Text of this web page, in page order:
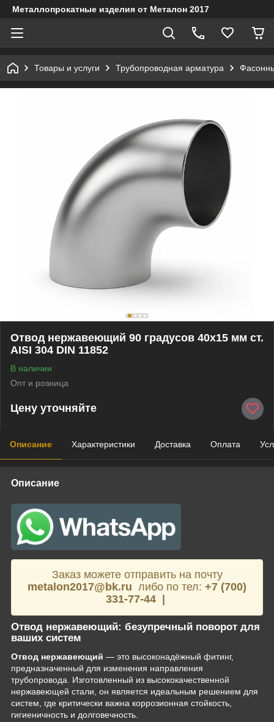
Металлопрокатные изделия от Металон 2017
Товары и услуги Трубопроводная арматура
Отвод нержавеющий 90 градусов 40х15 мм ст.
AISI 304 DIN 11852
В наличии
Опт и розница
Цену уточняйте
Описание Характеристики Доставка Оплата
Описание
Заказ можете отправить на почту
metalon2017@bk.ru либо по тел: +7 (700)
331-77-44 |
Отвод нержавеющий: безупречный поворот для
ваших систем
Отвод нержавеющий — это высоконадёжный фитинг,
предназначенный для изменения направления
трубопровода. Изготовленный из высококачественной
нержавеющей стали, он является идеальным решением для
систем, где критически важна коррозионная стойкость,
гигиеничность и долговечность.